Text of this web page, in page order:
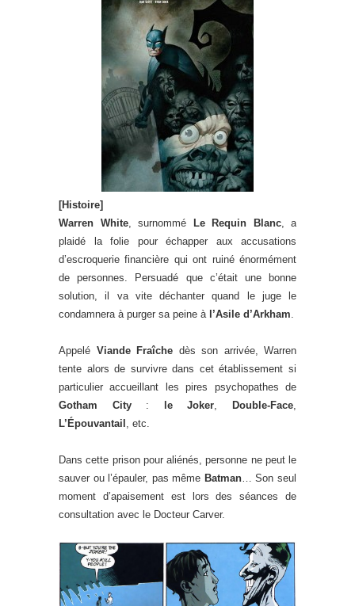
[Histoire]
Warren White, surnommé Le Requin Blanc, a
plaidé la folie pour échapper aux accusations
d’escroquerie financière qui ont ruiné énormément
de personnes. Persuadé que c’était une bonne
solution, il va vite déchanter quand le juge le
condamnera à purger sa peine à l’Asile d’Arkham.
Appelé Viande Fraîche dès son arrivée, Warren
tente alors de survivre dans cet établissement si
particulier accueillant les pires psychopathes de
Gotham City: le Joker, Double-Face,
L’Épouvantail , etc.
Dans cette prison pour aliénés, personne ne peut le
sauver ou l’épauler, pas même Batman… Son seul
moment d’apaisement est lors des séances de
consultation avec le Docteur Carver.